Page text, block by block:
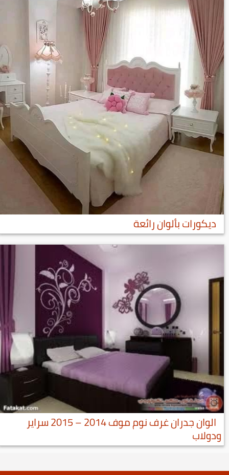
ديكورات بألوان رائعة
الوان جدران غرف نوم موف 2014 – 2015 سراير
ودولاب